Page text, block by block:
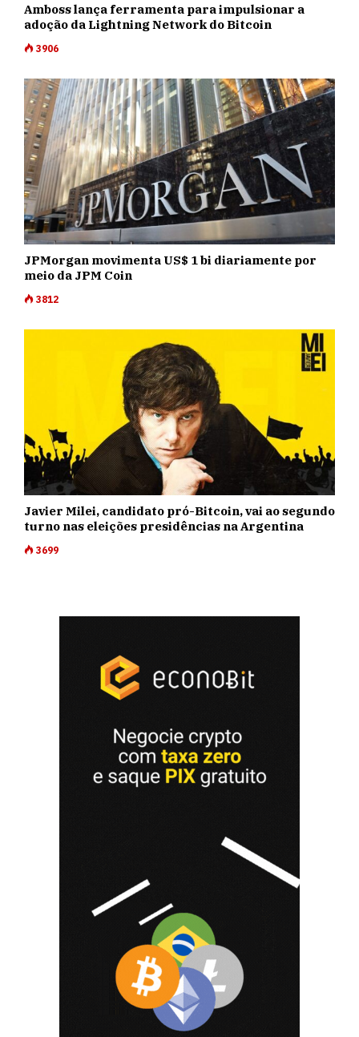
Amboss lança ferramenta para impulsionar a
adoção da Lightning Network do Bitcoin
3906
JPMorgan movimenta US$ 1 bi diariamente por
meio da JPM Coin
3812
Javier Milei, candidato pró-Bitcoin, vai ao segundo
turno nas eleições presidências na Argentina
3699